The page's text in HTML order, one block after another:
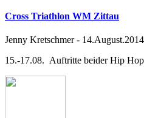
Cross Triathlon WM Zittau
Jenny Kretschmer- 14.August.2014
15.-17.08. Auftritte beider Hip Hop